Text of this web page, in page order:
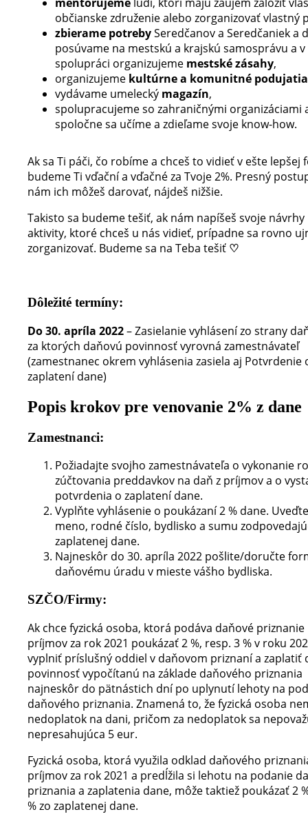
občianske združenie alebo zorganizovať vlastný
zbierame potrebySeredčanov a Seredčaniek a
posúvame na mestskú a krajskú samosprávu a v
spolupráci organizujeme mestské zásahy,
organizujeme kultúrne a komunitné podujatia
vydávame umelecký magazín,
spolupracujeme so zahraničnými organizáciami
spoločne sa učíme a zdieľame svoje know-how.
Ak sa Ti páči, čo robíme a chceš to vidieť v ešte lepšej
budeme Ti vďační a vďačné za Tvoje 2%. Presný
nám ich môžeš darovať, nájdeš nižšie.
Takisto sa budeme tešiť, ak nám napíšeš svoje návrhy
aktivity, ktoré chceš u nás vidieť, prípadne sa rovno
zorganizovať. Budeme sa na Teba tešiť ♡
Dôležité termíny:
Do 30. apríla 2022– Zasielanie vyhlásení zo strany
za ktorých daňovú povinnosť vyrovná zamestnávateľ
(zamestnanec okrem vyhlásenia zasiela aj Potvrdenie
zaplatení dane)
Popis krokov pre venovanie 2% z dane
Zamestnanci:
Požiadajte svojho zamestnávateľa o vykonanie
zúčtovania preddavkov na daň z príjmov a o
potvrdenia o zaplatení dane.
Vyplňte vyhlásenie o poukázaní 2 % dane.
meno, rodné číslo, bydlisko a sumu
zaplatenej dane.
Najneskôr do 30. apríla 2022 pošlite/doručte
daňovému úradu v mieste vášho bydliska.
SZČO/Firmy:
Ak chce fyzická osoba, ktorá podáva daňové priznanie
príjmov za rok 2021 poukázať 2 %, resp. 3 % v roku
vyplniť príslušný oddiel v daňovom priznaní a zaplatiť
povinnosť vypočítanú na základe daňového priznania
najneskôr do pätnástich dní po uplynutí lehoty na
daňového priznania. Znamená to, že fyzická osoba
nedoplatok na dani, pričom za nedoplatok sa
nepresahujúca 5 eur.
Fyzická osoba, ktorá využila odklad daňového
príjmov za rok 2021 a predĺžila si lehotu na podanie
priznania a zaplatenia dane, môže taktiež poukázať 2
% zo zaplatenej dane.